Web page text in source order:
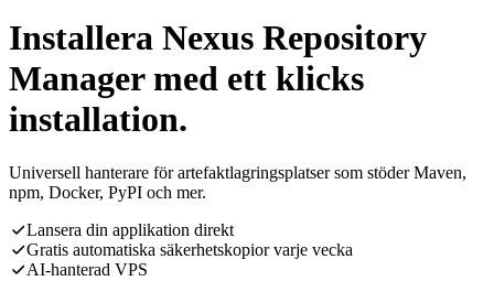
Installera Nexus Repository
Manager med ett klicks
installation.
Universell hanterare för artefaktlagringsplatser som stöder Maven,
npm, Docker, PyPI och mer.
Lansera din applikation direkt
Gratis automatiska säkerhetskopior varje vecka
AI-hanterad VPS